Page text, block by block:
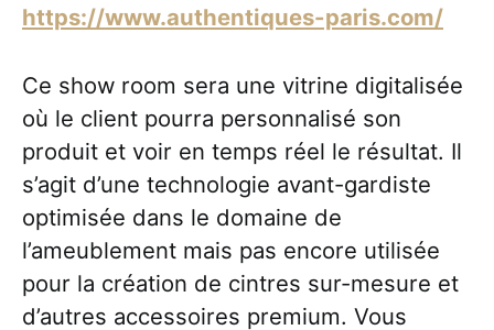
https://www.authentiques-paris.com/
Ce show room sera une vitrine digitalisée
où le client pourra personnalisé son
produit et voir en temps réel le résultat. Il
s’agit d’une technologie avant-gardiste
optimisée dans le domaine de
l’ameublement mais pas encore utilisée
pour la création de cintres sur-mesure et
d’autres accessoires premium. Vous